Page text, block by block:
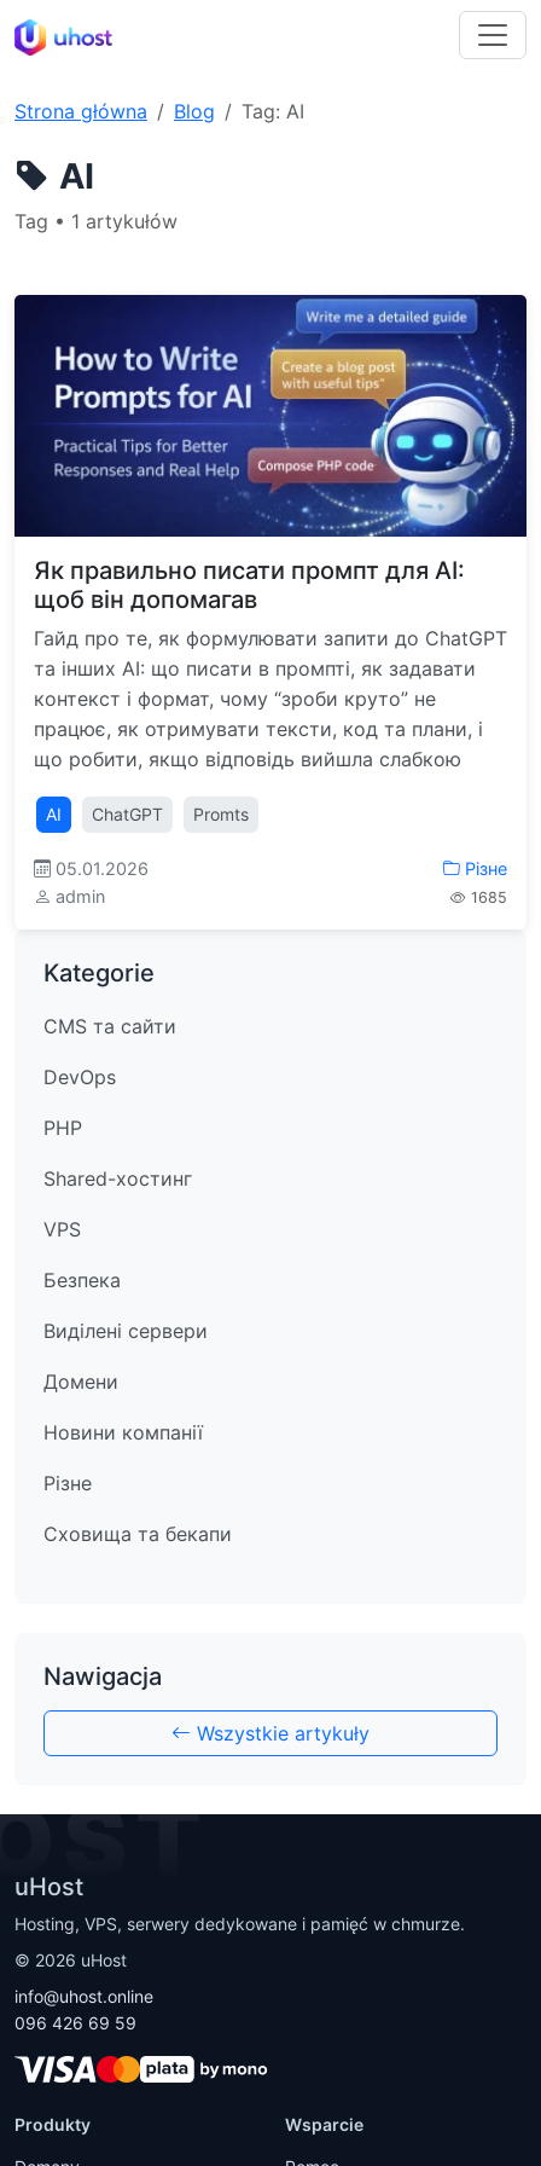
Strona główna Blog Tag: AI
AI
Tag • 1 artykułów
Як правильно писати промпт для AI:
щоб він допомагав
Гайд про те, як формулювати запити до ChatGPT
та інших AI: що писати в промпті, як задавати
контекст і формат, чому “зроби круто” не
працює, як отримувати тексти, код та плани, і
що робити, якщо відповідь вийшла слабкою
AI ChatGPT Promts
05.01.2026
admin
Різне
1685
Kategorie
CMS та сайти
DevOps
PHP
Shared-хостинг
VPS
Безпека
Виділені сервери
Домени
Новини компанії
Різне
Сховища та бекапи
Nawigacja
Wszystkie artykuły
uHost
Hosting, VPS, serwery dedykowane i pamięć w chmurze.
© 2026 uHost
info@uhost.online
096 426 69 59
Produkty Wsparcie